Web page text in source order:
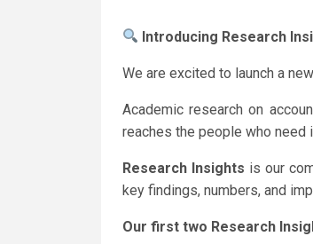
Introducing Research
We are excited to launch a
Academic research on
reaches the people who need
Research Insights is our
key findings, numbers, and
Our first two Research